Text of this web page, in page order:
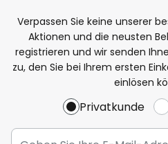
Verpassen Sie keine unserer
Aktionen und die neusten
registrieren und wir senden
zu, den Sie bei Ihrem ersten
einlösen
Privatkunde